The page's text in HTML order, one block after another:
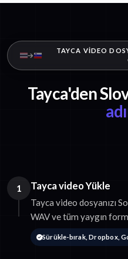
TAYCA VIDEO
Tayca'den
1 Tayca video Yükle
Tayca video dosyanızı
WAV ve tüm yaygın
Sürükle-bırak, Dropbox,